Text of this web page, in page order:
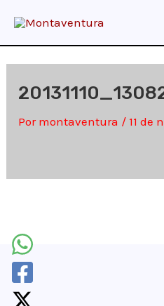
contenido
Por montaventura / 11 de